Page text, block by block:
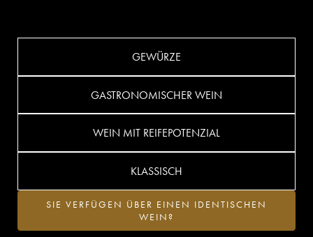
GEWÜRZE
GASTRONOMISCHER WEIN
WEIN MIT REIFEPOTENZIAL
KLASSISCH
SIE VERFÜGEN ÜBER EINEN IDENTISCHEN
WEIN?